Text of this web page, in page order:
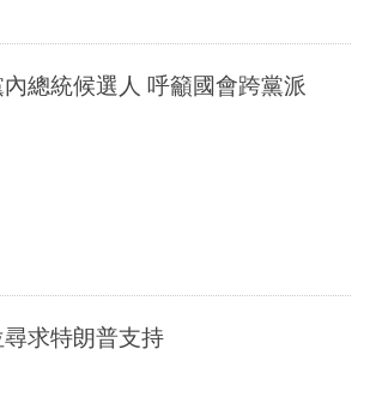
總統候選人 呼籲國會跨黨派
求特朗普支持